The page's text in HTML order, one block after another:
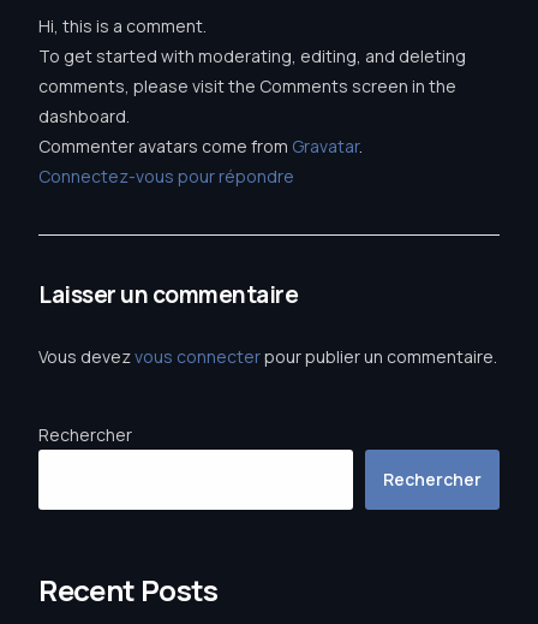
Hi, this is a comment.
To get started with moderating, editing, and deleting
comments, please visit the Comments screen in the
dashboard.
Commenter avatars come from Gravatar.
Connectez-vous pour répondre
Laisser un commentaire
Vous devezvous connecterpour publier un commentaire.
Rechercher
Rechercher
Recent Posts